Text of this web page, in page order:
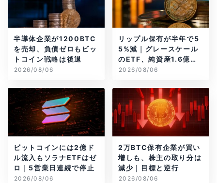
半導体企業が1200BTC
を売却、負債ゼロもビッ
トコイン戦略は後退
2026/08/06
リップル保有が半年で5
5%減｜グレースケール
のETF、純資産1.6億ド
ル減
2026/08/06
ビットコインには2億ド
ル流入もソラナETFはゼ
ロ｜5営業日連続で停止
2026/08/06
2万BTC保有企業が買い
増しも、株主の取り分は
減少｜目標と逆行
2026/08/06